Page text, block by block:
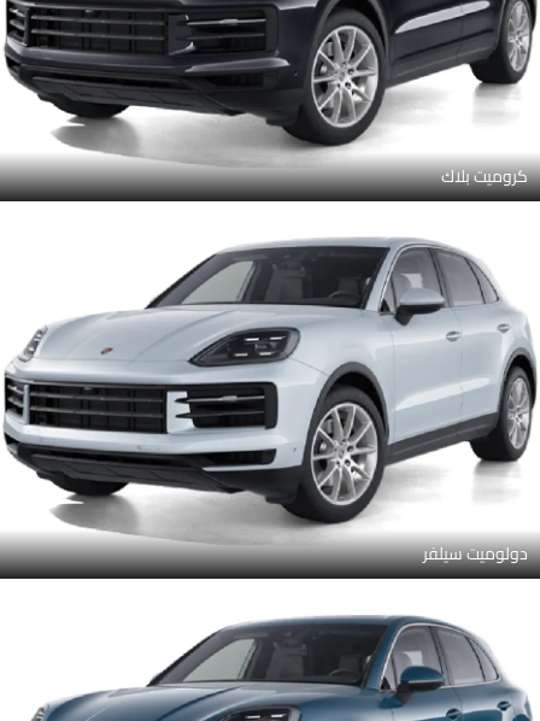
كروميت بلاك
دولوميت سيلفر